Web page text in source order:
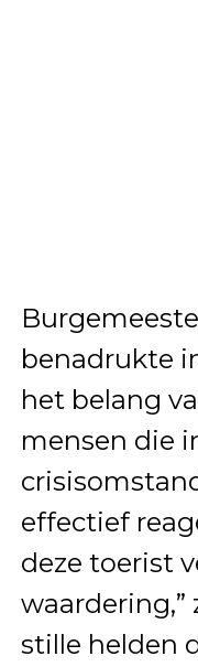
benadrukte
het belang
mensen die
effectief
deze toerist
waardering,”
stille helden